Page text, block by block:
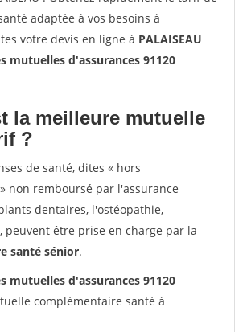
adaptée à vos besoins à
votre devis en ligne à PALAISEAU
mutuelles d'assurances 91120
la meilleure mutuelle
?
de santé, dites « hors
non remboursé par l'assurance
dentaires, l'ostéopathie,
peuvent être prise en charge par la
santé sénior.
mutuelles d'assurances 91120
complémentaire santé à